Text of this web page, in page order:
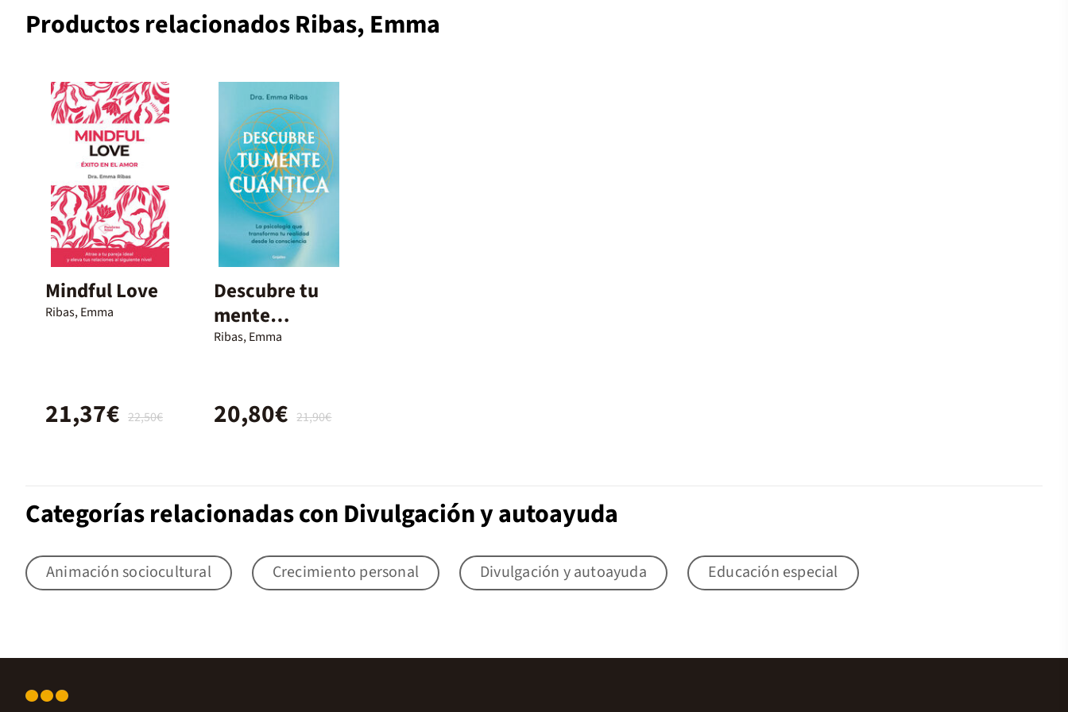
Productos relacionados Ribas, Emma
Mindful Love
Ribas, Emma
22,50€
21,37€
Descubre tu
mente
cuántica
Ribas, Emma
21,90€
20,80€
Categorías relacionadas con Divulgación y autoayuda
Animación sociocultural Crecimiento personal Divulgación y autoayuda Educación especial